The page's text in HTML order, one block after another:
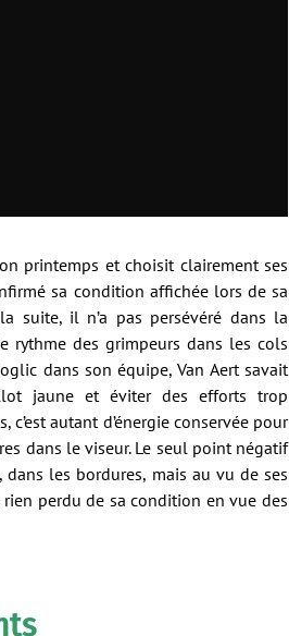
printemps et choisit clairement ses
sa condition affichée lors de sa
suite, il n’a pas persévéré dans la
rythme des grimpeurs dans les cols
dans son équipe, Van Aert savait
jaune et éviter des efforts trop
autant d’énergie conservée pour
dans le viseur. Le seul point négatif
les bordures, mais au vu de ses
rien perdu de sa condition en vue des